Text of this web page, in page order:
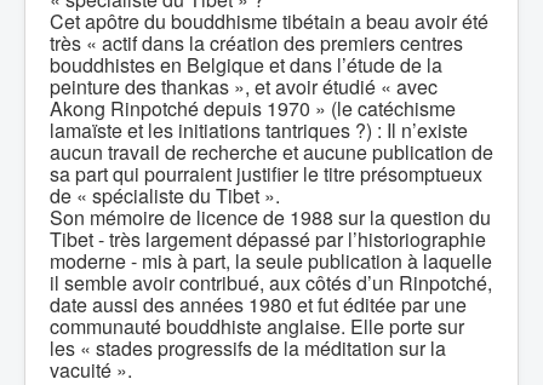
Cet apôtre du bouddhisme tibétain a beau avoir été
très « actif dans la création des premiers centres
bouddhistes en Belgique et dans l’étude de la
peinture des thankas », et avoir étudié « avec
Akong Rinpotché depuis 1970 » (le catéchisme
lamaïste et les initiations tantriques ?) : Il n’existe
aucun travail de recherche et aucune publication de
sa part qui pourraient justifier le titre présomptueux
de « spécialiste du Tibet ».
Son mémoire de licence de 1988 sur la question du
Tibet - très largement dépassé par l’historiographie
moderne - mis à part, la seule publication à laquelle
il semble avoir contribué, aux côtés d’un Rinpotché,
date aussi des années 1980 et fut éditée par une
communauté bouddhiste anglaise. Elle porte sur
les « stades progressifs de la méditation sur la
vacuité ».